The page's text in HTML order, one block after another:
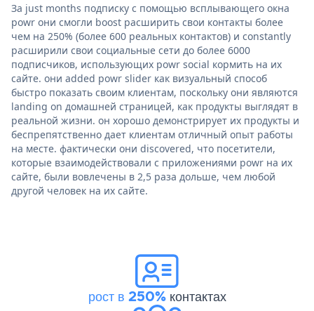
За just months подписку с помощью всплывающего окна
powr они смогли boost расширить свои контакты более
чем на 250% (более 600 реальных контактов) и constantly
расширили свои социальные сети до более 6000
подписчиков, использующих powr social кормить на их
сайте. они added powr slider как визуальный способ
быстро показать своим клиентам, поскольку они являются
landing on домашней страницей, как продукты выглядят в
реальной жизни. он хорошо демонстрирует их продукты и
беспрепятственно дает клиентам отличный опыт работы
на месте. фактически они discovered, что посетители,
которые взаимодействовали с приложениями powr на их
сайте, были вовлечены в 2,5 раза дольше, чем любой
другой человек на их сайте.
рост в 250%контактах